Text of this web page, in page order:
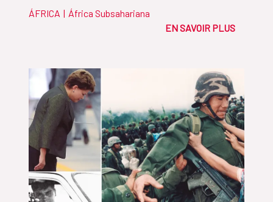
ÁFRICA | África Subsahariana
EN SAVOIR PLUS